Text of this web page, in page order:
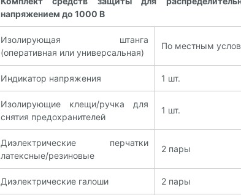
напряжением до 1000 В
Изолирующая штанга
(оперативная или универсальная)
По местным
Индикатор напряжения 1 шт.
Изолирующие клещи/ручка для
снятия предохранителей
1 шт.
Диэлектрические перчатки
латексные/резиновые
2 пары
Диэлектрические галоши 2 пары